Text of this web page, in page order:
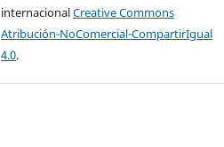
internacionalCreative Commons
Atribución-NoComercial-CompartirIgual
4.0.